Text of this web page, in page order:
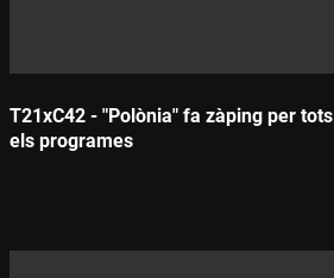
T21xC42 - "Polònia" fa zàping per tots
els programes